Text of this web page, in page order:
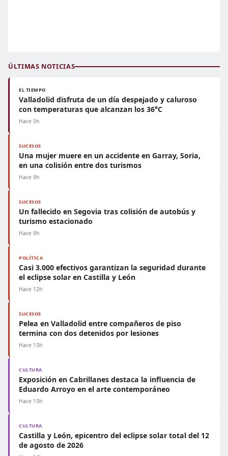
ÚLTIMAS NOTICIAS
EL TIEMPO
Valladolid disfruta de un día despejado y caluroso
con temperaturas que alcanzan los 36°C
Hace 5h
SUCESOS
Una mujer muere en un accidente en Garray, Soria,
en una colisión entre dos turismos
Hace 9h
SUCESOS
Un fallecido en Segovia tras colisión de autobús y
turismo estacionado
Hace 9h
POLÍTICA
Casi 3.000 efectivos garantizan la seguridad durante
el eclipse solar en Castilla y León
Hace 12h
SUCESOS
Pelea en Valladolid entre compañeros de piso
termina con dos detenidos por lesiones
Hace 13h
CULTURA
Exposición en Cabrillanes destaca la influencia de
Eduardo Arroyo en el arte contemporáneo
Hace 13h
CULTURA
Castilla y León, epicentro del eclipse solar total del 12
de agosto de 2026